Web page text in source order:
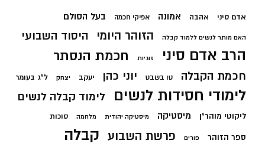
אדם סיני אהבה אמונה אפיקי חכמה בעל הסולם
האם מותר לנשים ללמוד קבלה הזוהר היומי היסוד השבועי
הרב אדם סיני זוגיות חכמת הנסתר
חכמת הקבלה טו בשבט יוני כהן יעקב יצחק ל"ג בעומר
לימודי חסידות לנשים לימוד קבלה לנשים
ליקוטי מוהר"ן מיסטיקה מיסטיקה יהודית מלחמה סוכות
ספר הזוהר פורים פרשת השבוע קבלה